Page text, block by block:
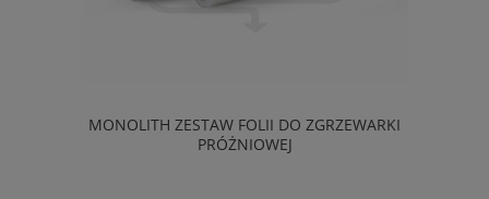
MONOLITH ZESTAW FOLII DO ZGRZEWARKI
PRÓŻNIOWEJ